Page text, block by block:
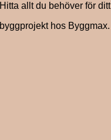
Hitta allt du behöver för ditt
byggprojekt hos Byggmax.